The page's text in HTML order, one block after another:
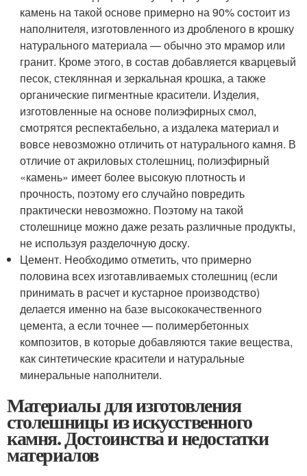
камень на такой основе примерно на 90% состоит из
наполнителя, изготовленного из дробленого в крошку
натурального материала — обычно это мрамор или
гранит. Кроме этого, в состав добавляется кварцевый
песок, стеклянная и зеркальная крошка, а также
органические пигментные красители. Изделия,
изготовленные на основе полиэфирных смол,
смотрятся респектабельно, а издалека материал и
вовсе невозможно отличить от натурального камня. В
отличие от акриловых столешниц, полиэфирный
«камень» имеет более высокую плотность и
прочность, поэтому его случайно повредить
практически невозможно. Поэтому на такой
столешнице можно даже резать различные продукты,
не используя разделочную доску.
Цемент. Необходимо отметить, что примерно
половина всех изготавливаемых столешниц (если
принимать в расчет и кустарное производство)
делается именно на базе высококачественного
цемента, а если точнее — полимербетонных
композитов, в которые добавляются такие вещества,
как синтетические красители и натуральные
минеральные наполнители.
Материалы для изготовления
столешницы из искусственного
камня. Достоинства и недостатки
материалов